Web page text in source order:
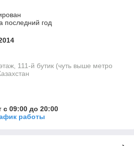
последний год
111-й бутик (чуть выше метро
с 09:00 до 20:00
работы